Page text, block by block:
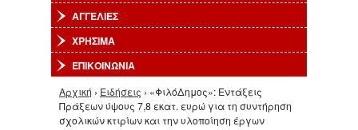
ΑΓΓΕΛΙΕΣ
ΧΡΗΣΙΜΑ
ΕΠΙΚΟΙΝΩΝΙΑ
Είστε εδώ
Αρχική › Ειδήσεις › «ΦιλόΔημος»: Εντάξεις
Πράξεων ύψους 7,8 εκατ. ευρώ για τη συντήρηση
σχολικών κτιρίων και την υλοποίηση έργων